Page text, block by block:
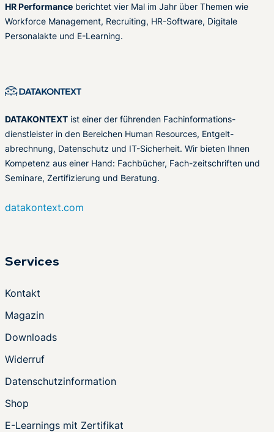
HR Performance berichtet vier Mal im Jahr über Themen wie
Workforce Management, Recruiting, HR-Software, Digitale
Personalakte und E-Learning.
DATAKONTEXT ist einer der führenden Fachinformations-
dienstleister in den Bereichen Human Resources, Entgelt-
abrechnung, Datenschutz und IT-Sicherheit. Wir bieten Ihnen
Kompetenz aus einer Hand: Fachbücher, Fach-zeitschriften und
Seminare, Zertifizierung und Beratung.
datakontext.com
Services
Kontakt
Magazin
Downloads
Widerruf
Datenschutzinformation
Shop
E-Learnings mit Zertifikat